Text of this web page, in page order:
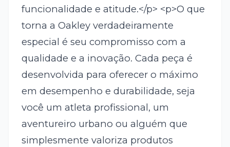
funcionalidade e atitude.</p> <p>O que
torna a Oakley verdadeiramente
especial é seu compromisso com a
qualidade e a inovação. Cada peça é
desenvolvida para oferecer o máximo
em desempenho e durabilidade, seja
você um atleta profissional, um
aventureiro urbano ou alguém que
simplesmente valoriza produtos